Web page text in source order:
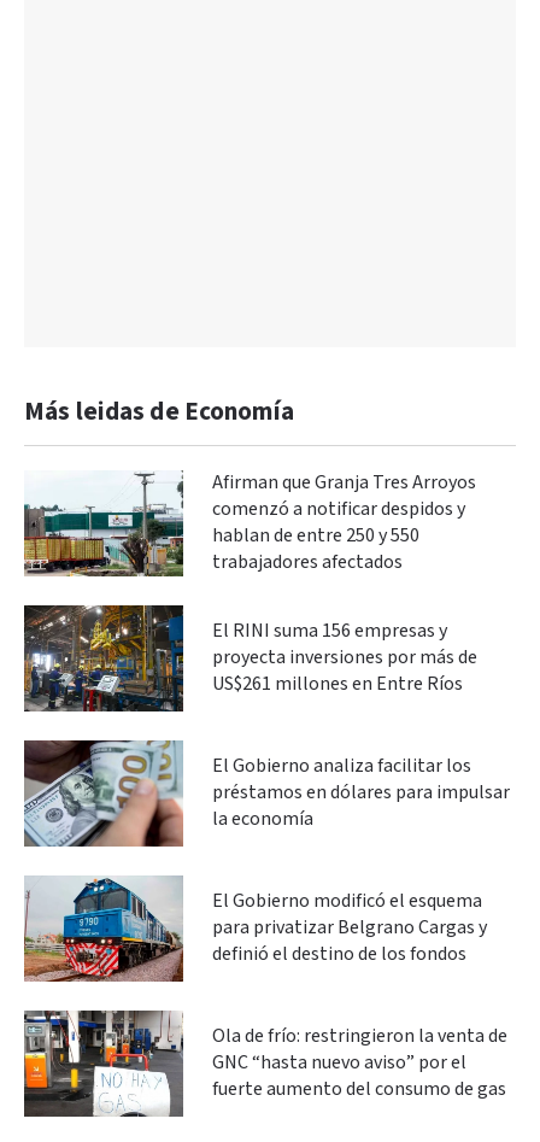
Más leidas de Economía
Afirman que Granja Tres Arroyos
comenzó a notificar despidos y
hablan de entre 250 y 550
trabajadores afectados
El RINI suma 156 empresas y
proyecta inversiones por más de
US$261 millones en Entre Ríos
El Gobierno analiza facilitar los
préstamos en dólares para impulsar
la economía
El Gobierno modificó el esquema
para privatizar Belgrano Cargas y
definió el destino de los fondos
Ola de frío: restringieron la venta de
GNC “hasta nuevo aviso” por el
fuerte aumento del consumo de gas